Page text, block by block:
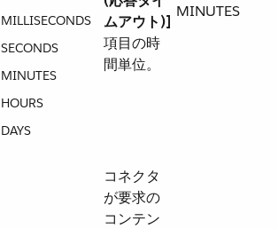
MILLISECONDS
SECONDS
MINUTES
HOURS
DAYS
ムアウト)]
項目の時
間単位。
MINUTES
コネクタ
が要求の
コンテン